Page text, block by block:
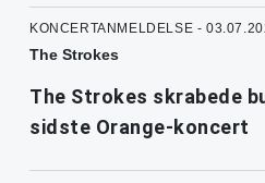
KONCERTANMELDELSE -
The Strokes
The Strokes skrabede
sidste Orange-koncert